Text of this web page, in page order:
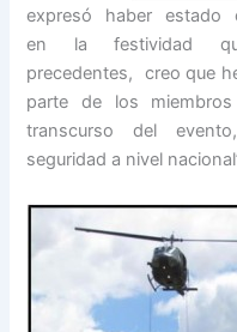
expresó haber estado
en la festividad
precedentes, creo que
parte de los
transcurso del
seguridad a nivel